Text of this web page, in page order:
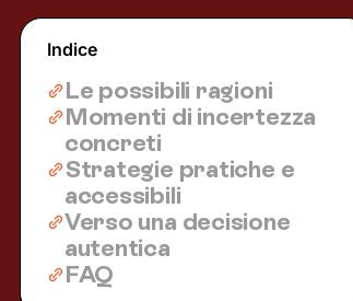
Indice
Le possibili ragioni
Momenti di incertezza
concreti
Strategie pratiche e
accessibili
Verso una decisione
autentica
FAQ